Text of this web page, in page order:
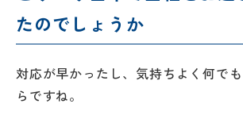
たのでしょうか
対応が早かったし、気持ちよく何で
らですね。